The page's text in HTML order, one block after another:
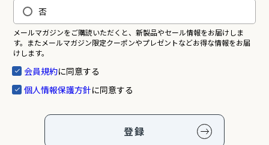
否
メールマガジンをご購読いただくと、新製品やセール情報をお届けしま
す。またメールマガジン限定クーポンやプレゼントなどお得な情報をお届
けします。
会員規約に同意する
個人情報保護方針に同意する
登録